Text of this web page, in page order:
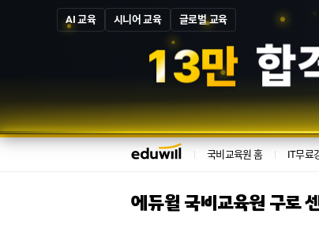
AI 교육 시니어 교육 글로벌 교육
13만 합
국비교육원 홈 IT무료
에듀윌 국비교육원 구로